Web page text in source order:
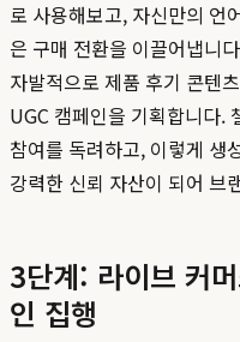
로 사용해보고, 자신만의 언
은 구매 전환을 이끌어냅니
자발적으로 제품 후기 콘텐
UGC 캠페인을 기획합니다.
참여를 독려하고, 이렇게 생
강력한 신뢰 자산이 되어 브
3단계: 라이브 커
인 집행